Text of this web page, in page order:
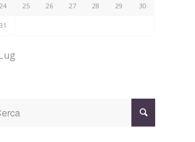
24 25 26 27 28 29 30
31